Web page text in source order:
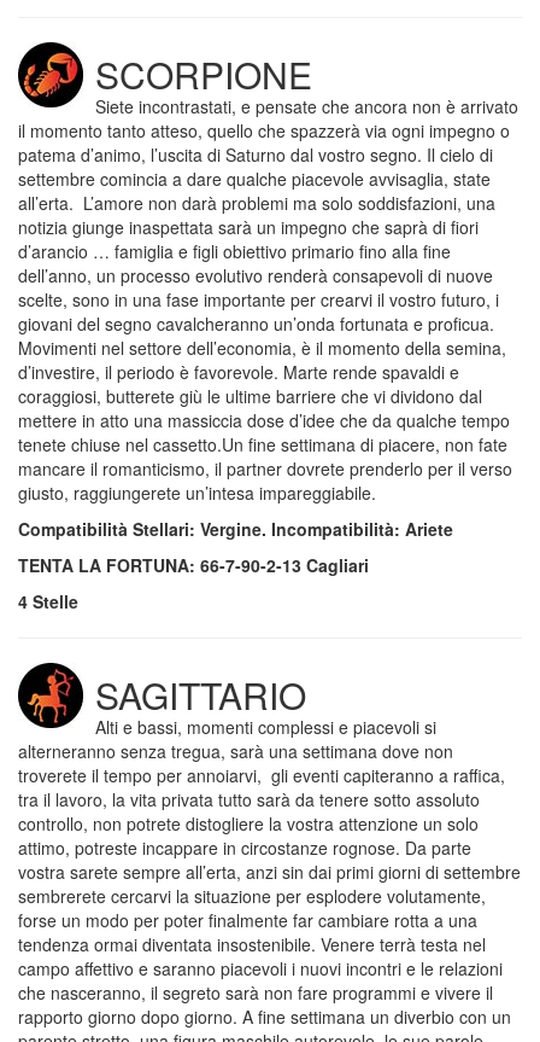
SCORPIONE
Siete incontrastati, e pensate che ancora non è arrivato
il momento tanto atteso, quello che spazzerà via ogni impegno o
patema d’animo, l’uscita di Saturno dal vostro segno. Il cielo di
settembre comincia a dare qualche piacevole avvisaglia, state
all’erta. L’amore non darà problemi ma solo soddisfazioni, una
notizia giunge inaspettata sarà un impegno che saprà di fiori
d’arancio … famiglia e figli obiettivo primario fino alla fine
dell’anno, un processo evolutivo renderà consapevoli di nuove
scelte, sono in una fase importante per crearvi il vostro futuro, i
giovani del segno cavalcheranno un’onda fortunata e proficua.
Movimenti nel settore dell’economia, è il momento della semina,
d’investire, il periodo è favorevole. Marte rende spavaldi e
coraggiosi, butterete giù le ultime barriere che vi dividono dal
mettere in atto una massiccia dose d’idee che da qualche tempo
tenete chiuse nel cassetto.Un fine settimana di piacere, non fate
mancare il romanticismo, il partner dovrete prenderlo per il verso
giusto, raggiungerete un’intesa impareggiabile.
Compatibilità Stellari: Vergine. Incompatibilità: Ariete
TENTA LA FORTUNA: 66-7-90-2-13 Cagliari
4 Stelle
SAGITTARIO
Alti e bassi, momenti complessi e piacevoli si
alterneranno senza tregua, sarà una settimana dove non
troverete il tempo per annoiarvi, gli eventi capiteranno a raffica,
tra il lavoro, la vita privata tutto sarà da tenere sotto assoluto
controllo, non potrete distogliere la vostra attenzione un solo
attimo, potreste incappare in circostanze rognose. Da parte
vostra sarete sempre all’erta, anzi sin dai primi giorni di settembre
sembrerete cercarvi la situazione per esplodere volutamente,
forse un modo per poter finalmente far cambiare rotta a una
tendenza ormai diventata insostenibile. Venere terrà testa nel
campo affettivo e saranno piacevoli i nuovi incontri e le relazioni
che nasceranno, il segreto sarà non fare programmi e vivere il
rapporto giorno dopo giorno. A fine settimana un diverbio con un